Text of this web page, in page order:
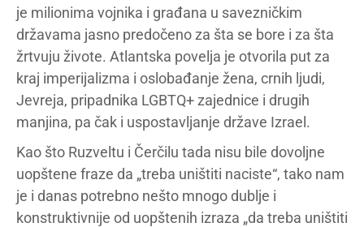
je milionima vojnika i građana u savezničkim
državama jasno predočeno za šta se bore i za šta
žrtvuju živote. Atlantska povelja je otvorila put za
kraj imperijalizma i oslobađanje žena, crnih ljudi,
Jevreja, pripadnika LGBTQ+ zajednice i drugih
manjina, pa čak i uspostavljanje države Izrael.
Kao što Ruzveltu i Čerčilu tada nisu bile dovoljne
uopštene fraze da „treba uništiti naciste“, tako nam
je i danas potrebno nešto mnogo dublje i
konstruktivnije od uopštenih izraza „da treba uništiti